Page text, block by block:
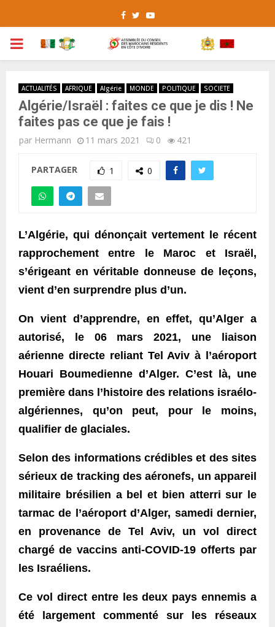
Facebook
TwitterYoutube
PRIMARY
ACTUALITÉS AFRIQUE Algérie MONDE POLITIQUE SOCIETE
Algérie/Israël : faites ce que je dis ! Ne
faites pas ce que je fais !
par Hermann 11 mars 2021 0 421
PARTAGER 1 0
L’Algérie, qui dénonçait vertement le récent
rapprochement entre le Maroc et Israël,
s’érigeant en véritable donneuse de leçons,
vient d’en surprendre plus d’un.
On vient d’apprendre, en effet, qu’Alger a
autorisé, le 06 mars 2021, une liaison
aérienne directe reliant Tel Aviv à l’aéroport
Houari Boumedienne d’Alger. C’est là, une
première dans l’histoire des relations israélo-
algériennes, qu’on peut, pour le moins,
qualifier de glaciales.
Selon des informations crédibles et des sites
sérieux de tracking des aéronefs, un appareil
militaire brésilien a bel et bien atterri sur le
tarmac de l’aéroport d’Alger, samedi dernier,
en provenance de Tel Aviv, un vol direct
chargé de vaccins anti-COVID-19 offerts par
les Israéliens.
Ce vol direct entre les deux pays ennemis a
été largement commenté sur les réseaux